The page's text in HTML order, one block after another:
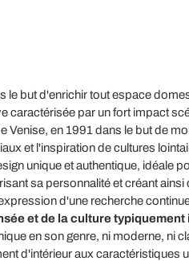
but d'enrichir tout espace
caractérisée par un fort impact
Venise, en 1991 dans le but de
et l'inspiration de cultures
unique et authentique, idéale
sa personnalité et créant
d'une recherche
et de la culture typiquement
en son genre, ni moderne, ni
d'intérieur aux caractéristiques